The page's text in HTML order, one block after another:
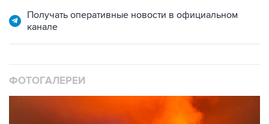
Получать оперативные новости в официальном
канале
ФОТОГАЛЕРЕИ